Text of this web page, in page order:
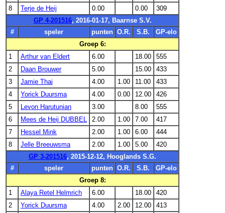
8
Terje de Heij 0.00 0.00
309
GP 4-201516, 2016-01-17, Baarnse S.V.
#
speler punten O.R. S.B.
GP-elo
Groep 6:
1
Arthur van Eldert 6.00 18.00
555
2
Daan Brouwer 5.00 15.00
433
3
Jamie Thai 4.00 1.00 11.00
433
4
Yorick Duursma 4.00 0.00 12.00
426
5
Levon Harutunian 3.00 8.00
555
6
Mees de Heij DUBBEL 2.00 1.00 7.00
417
7
Hessel Mink 2.00 1.00 6.00
444
8
Jelle Breeuwsma 2.00 1.00 5.00
420
GP 3-201516, 2015-12-12, Hooglands S.G.
#
speler punten O.R. S.B.
GP-elo
Groep 8:
1
Alaya Retel Helmrich 6.00 18.00
420
2
Yorick Duursma 4.00 2.00 12.00
413